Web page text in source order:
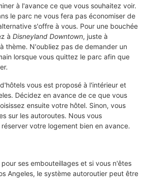
à l'avance ce que vous souhaitez voir.
le parc ne vous fera pas économiser de
s'offre à vous. Pour une bouchée
à Disneyland Downtown, juste à
thème. N'oubliez pas de demander un
lorsque vous quittez le parc afin que
vous est proposé à l'intérieur et
Décidez en avance de ce que vous
ensuite votre hôtel. Sinon, vous
sur les autoroutes. Nous vous
votre logement bien en avance.
ses embouteillages et si vous n'êtes
Angeles, le système autoroutier peut être